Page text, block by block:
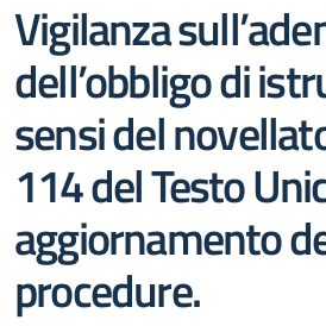
Vigilanza
dell’obbligo di
sensi del
114 del Testo
aggiornamento
procedure.